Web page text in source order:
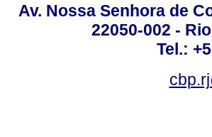
Av. Nossa Senhora de
22050-002 -
Tel.: